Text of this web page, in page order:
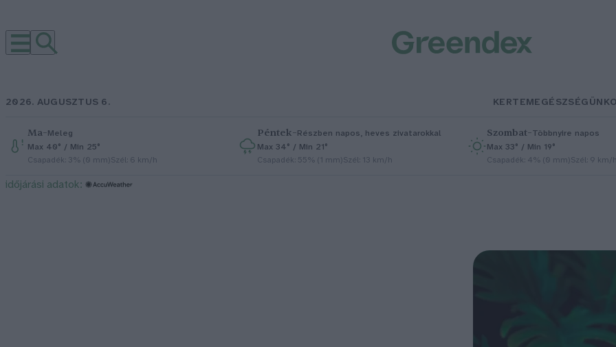
2026. AUGUSZTUS 6. KERTEMEGÉSZSÉGÜNK
Ma–Meleg
Max 40° / Min 25°
Csapadék: 3% (0 mm)Szél: 6 km/h
Péntek–Részben napos, heves zivatarokkal
Max 34° / Min 21°
Csapadék: 55% (1 mm)Szél: 13 km/h
Szombat–Többnyire napos
Max 33° / Min 19°
Csapadék: 4% (0 mm)Szél: 9 km/h
időjárási adatok: